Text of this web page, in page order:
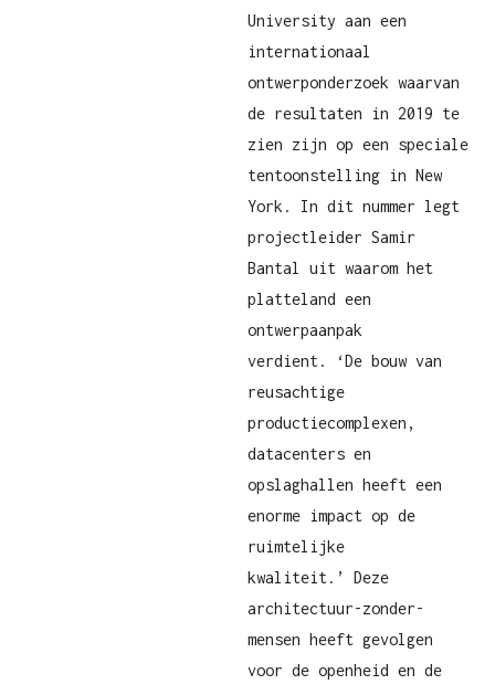
University aan een
internationaal
ontwerponderzoek waarvan
de resultaten in 2019 te
zien zijn op een speciale
tentoonstelling in New
York. In dit nummer legt
projectleider Samir
Bantal uit waarom het
platteland een
ontwerpaanpak
verdient. ‘De bouw van
reusachtige
productiecomplexen,
datacenters en
opslaghallen heeft een
enorme impact op de
ruimtelijke
kwaliteit.’ Deze
architectuur-zonder-
mensen heeft gevolgen
voor de openheid en de